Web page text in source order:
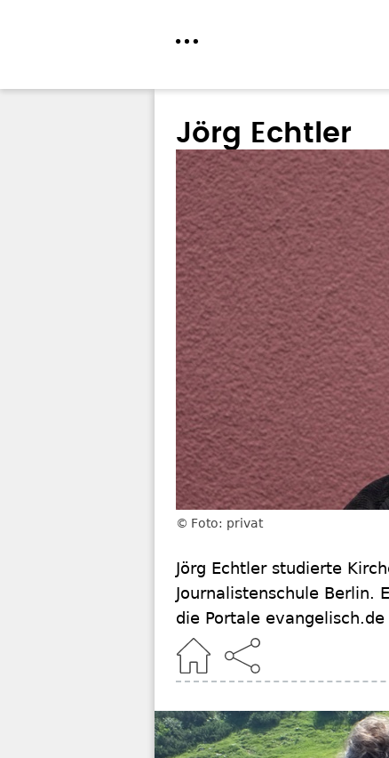
Jörg Echtler
Foto: privat
Jörg Echtler studierte
Journalistenschule Berlin.
die Portale